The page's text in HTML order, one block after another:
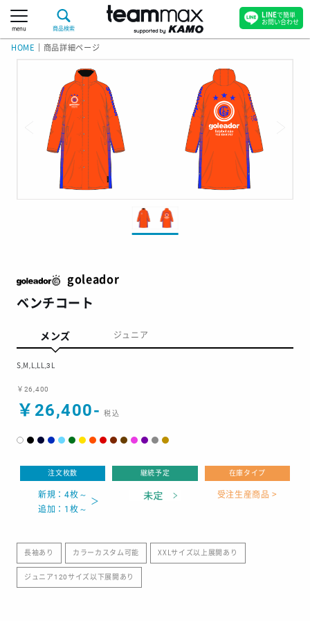
menu 商品検索
HOME 商品詳細ページ
goleador
ベンチコート
メンズ ジュニア
S,M,L,LL,3L
￥26,400
￥26,400-
注文枚数
新規：4枚～
追加：1枚～
継続予定 在庫タイプ
受注生産商品 >
長袖あり カラーカスタム可能 XXLサイズ以上展開あり
ジュニア120サイズ以下展開あり
LINEで簡単
お問い合わせ